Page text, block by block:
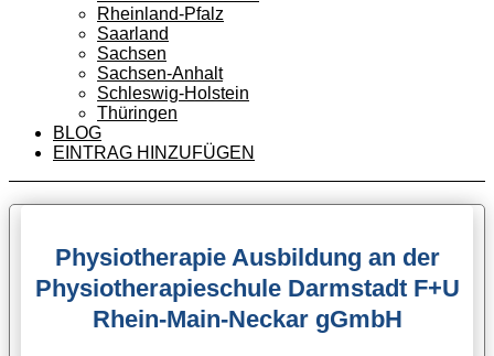
Rheinland-Pfalz
Saarland
Sachsen
Sachsen-Anhalt
Schleswig-Holstein
Thüringen
BLOG
EINTRAG HINZUFÜGEN
Physiotherapie Ausbildung an der
Physiotherapieschule Darmstadt F+U
Rhein-Main-Neckar gGmbH